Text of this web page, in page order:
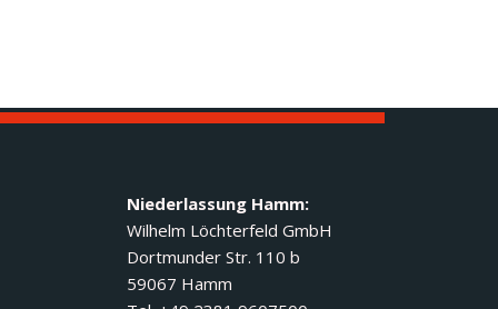
Niederlassung Hamm:
Wilhelm Löchterfeld GmbH
Dortmunder Str. 110 b
59067 Hamm